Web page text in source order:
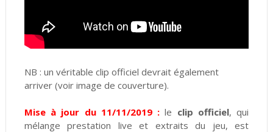
NB : un véritable clip officiel devrait également
arriver (voir image de couverture).
Mise à jour du 11/11/2019 : le clip officiel, qui
mélange prestation live et extraits du jeu, est